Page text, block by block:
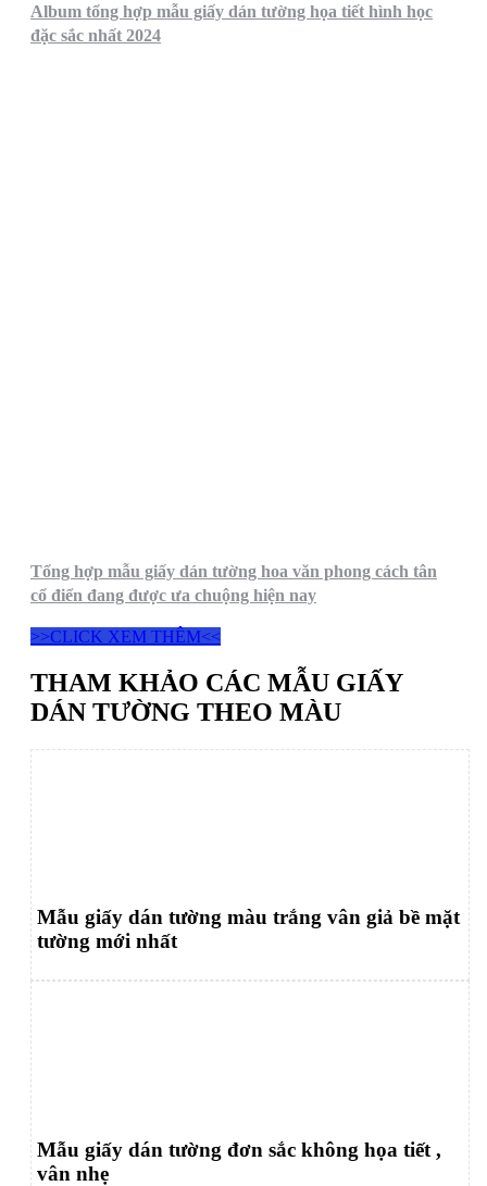
Album tổng hợp mẫu giấy dán tường họa tiết hình học
đặc sắc nhất 2024
Tổng hợp mẫu giấy dán tường hoa văn phong cách tân
cổ điển đang được ưa chuộng hiện nay
>>CLICK XEM THÊM<<
THAM KHẢO CÁC MẪU GIẤY
DÁN TƯỜNG THEO MÀU
Mẫu giấy dán tường màu trắng vân giả bề mặt
tường mới nhất
Mẫu giấy dán tường đơn sắc không họa tiết ,
vân nhẹ